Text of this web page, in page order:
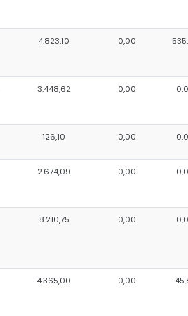
4.823,10 0,00
3.448,62 0,00
126,10 0,00
2.674,09 0,00
8.210,75 0,00
4.365,00 0,00